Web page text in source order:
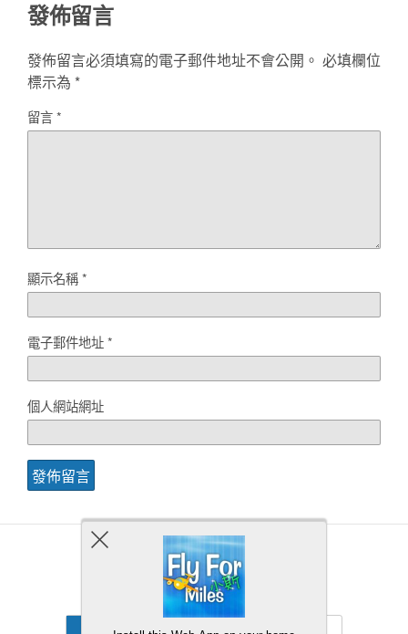
發佈留言
發佈留言必須填寫的電子郵件地址不會公開。 必填欄位
標示為 *
留言*
顯示名稱*
電子郵件地址*
個人網站網址
Back to top